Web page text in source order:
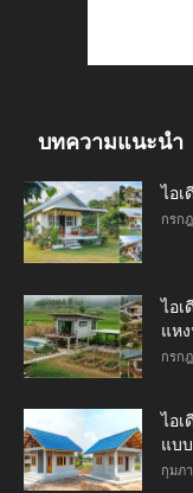
บทความแนะนำ
ไอ
กรก
ไอ
แห
กรก
ไอ
แบ
กุมภ